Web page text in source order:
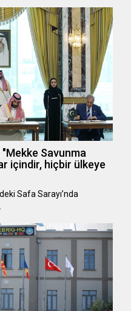
Savunma
içindir, hiçbir ülkeye
Safa Sarayı’nda